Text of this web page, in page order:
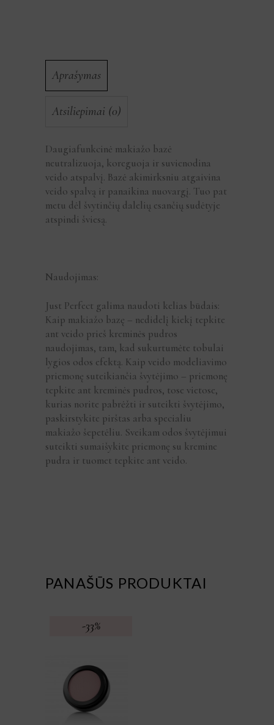
Aprašymas
Atsiliepimai (0)
Daugiafunkcinė makiažo bazė
neutralizuoja, koreguoja ir suvienodina
veido atspalvį. Bazė akimirksniu atgaivina
veido spalvą ir panaikina nuovargį. Tuo pat
metu dėl švytinčių dalelių esančių sudėtyje
atspindi šviesą.
Naudojimas:
Just Perfect galima naudoti kelias būdais:
Kaip makiažo bazę – nedidelį kiekį tepkite
ant veido prieš kreminės pudros
naudojimas, tam, kad sukurtumėte tobulai
lygios odos efektą. Kaip veido modeliavimo
priemonę suteikiančia švytėjimo – priemonę
tepkite ant kreminės pudros, tose vietose,
kurias norite pabrėžti ir suteikti švytėjimo,
paskirstykite pirštas arba specialiu
makiažo šepetėliu. Sveikam odos švytėjimui
suteikti sumaišykite priemonę su kremine
pudra ir tuomet tepkite ant veido.
PANAŠŪS PRODUKTAI
-33%